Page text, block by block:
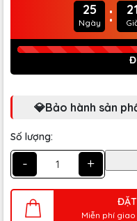
25
Ngày :
💎Bảo hành sản
Số lượng:
- +
Miễn phí